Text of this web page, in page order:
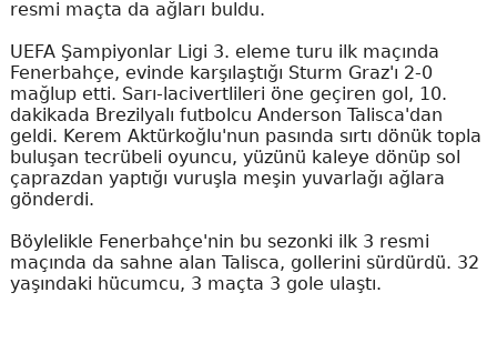
resmi maçta da ağları buldu.
UEFA Şampiyonlar Ligi 3. eleme turu ilk maçında
Fenerbahçe, evinde karşılaştığı Sturm Graz'ı 2-0
mağlup etti. Sarı-lacivertlileri öne geçiren gol, 10.
dakikada Brezilyalı futbolcu Anderson Talisca'dan
geldi. Kerem Aktürkoğlu'nun pasında sırtı dönük topla
buluşan tecrübeli oyuncu, yüzünü kaleye dönüp sol
çaprazdan yaptığı vuruşla meşin yuvarlağı ağlara
gönderdi.
Böylelikle Fenerbahçe'nin bu sezonki ilk 3 resmi
maçında da sahne alan Talisca, gollerini sürdürdü. 32
yaşındaki hücumcu, 3 maçta 3 gole ulaştı.